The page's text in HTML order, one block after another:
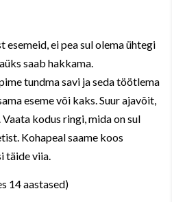
esemeid, ei pea sul olema ühtegi
saab hakkama.
tundma savi ja seda töötlema
eseme või kaks. Suur ajavõit,
kodus ringi, mida on sul
Kohapeal saame koos
täide viia.
14 aastased)